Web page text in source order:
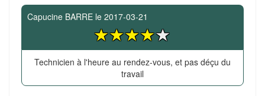
Capucine BARRE le 2017-03-21
Technicien à l'heure au rendez-vous, et pas déçu du
travail